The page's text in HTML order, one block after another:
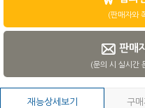
(판매자와
판매
(문의 시 실시간
재능상세보기 구